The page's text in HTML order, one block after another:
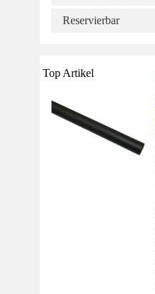
Reservierbar
Top Artikel